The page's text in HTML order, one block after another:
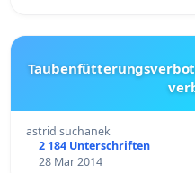
astrid suchanek
2 184 Unterschriften
28 Mar 2014